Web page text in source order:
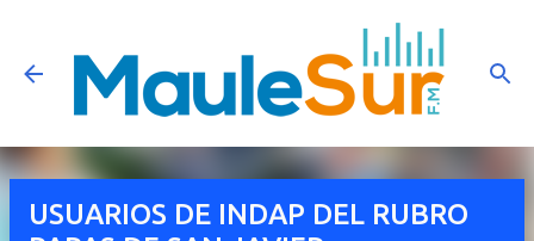
Ir al contenido principal
USUARIOS DE INDAP DEL RUBRO